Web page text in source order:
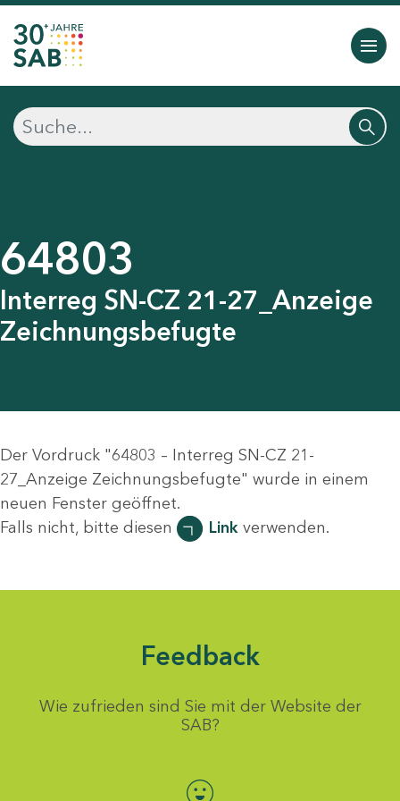
64803
Interreg SN-CZ 21-27_Anzeige
Zeichnungsbefugte
Der Vordruck "64803 – Interreg SN-CZ 21-
27_Anzeige Zeichnungsbefugte" wurde in einem
neuen Fenster geöffnet.
Falls nicht, bitte diesen
Linkverwenden.
Feedback
Wie zufrieden sind Sie mit der Website der
SAB?
Bewertung auswählen